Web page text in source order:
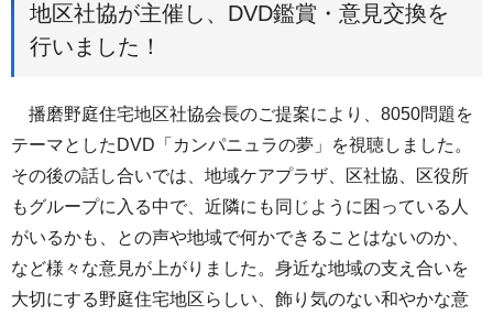
地区社協が主催し、DVD鑑賞・意見交換を
行いました！
播磨野庭住宅地区社協会長のご提案により、8050問題を
テーマとしたDVD「カンパニュラの夢」を視聴しました。
その後の話し合いでは、地域ケアプラザ、区社協、区役所
もグループに入る中で、近隣にも同じように困っている人
がいるかも、との声や地域で何かできることはないのか、
など様々な意見が上がりました。身近な地域の支え合いを
大切にする野庭住宅地区らしい、飾り気のない和やかな意